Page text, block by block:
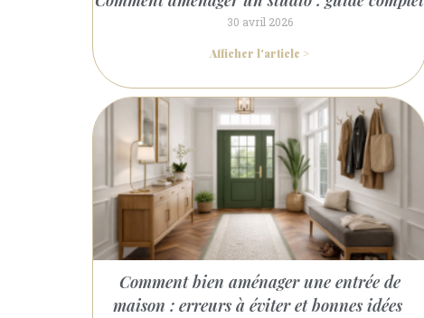
30 avril 2026
Afficher l'article >
Comment bien aménager une entrée de
maison : erreurs à éviter et bonnes idées